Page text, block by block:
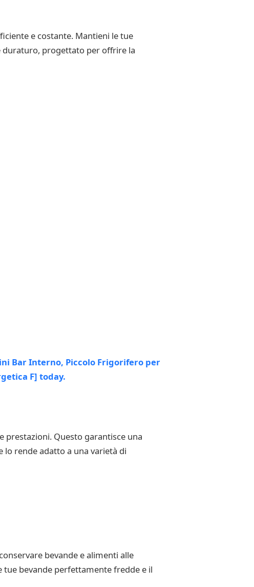
e costante. Mantieni le tue
duraturo, progettato per offrire la
Questo garantisce una
rende adatto a una varietà di
bevande e alimenti alle
bevande perfettamente fredde e il